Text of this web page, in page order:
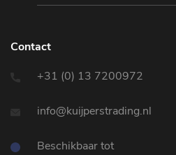
Contact
+31 (0) 13 7200972
info@kuijperstrading.nl
Beschikbaar tot